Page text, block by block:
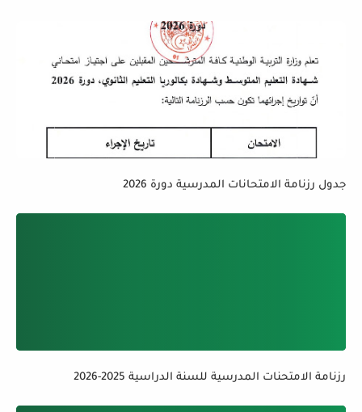
جدول رزنامة الامتحانات المدرسية دورة 2026
رزنامة الامتحنات المدرسية للسنة الدراسية 2025-2026